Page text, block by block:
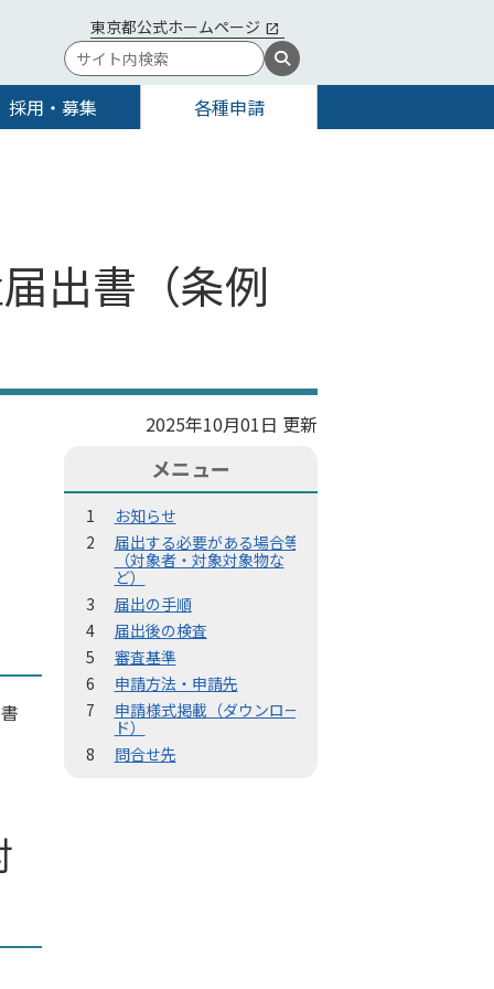
東京都公式ホームページ
採用・募集 各種申請
出書（条例
2025年10月01日 更新
メニュー
お知らせ
届出する必要がある場合等
（対象者・対象対象物な
ど）
届出の手順
届出後の検査
審査基準
申請方法・申請先
申請様式掲載（ダウンロー
ド）
問合せ先